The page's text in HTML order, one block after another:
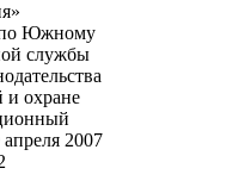
по Южному
службы
и охране
2007